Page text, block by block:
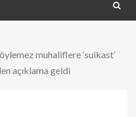
muhaliflere ‘suikast’
açıklama geldi